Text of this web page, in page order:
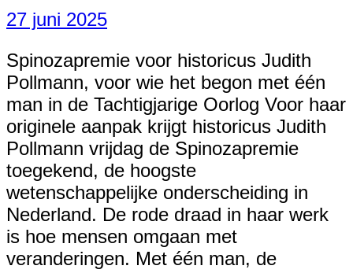
27 juni 2025
Spinozapremie voor historicus Judith
Pollmann, voor wie het begon met één
man in de Tachtigjarige Oorlog Voor haar
originele aanpak krijgt historicus Judith
Pollmann vrijdag de Spinozapremie
toegekend, de hoogste
wetenschappelijke onderscheiding in
Nederland. De rode draad in haar werk
is hoe mensen omgaan met
veranderingen. Met één man, de